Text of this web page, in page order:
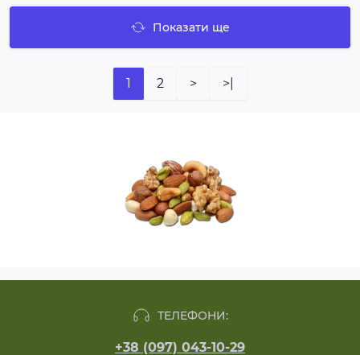
Показати ще
1 2 > >|
ТЕЛЕФОНИ:
+38 (097) 043-10-29